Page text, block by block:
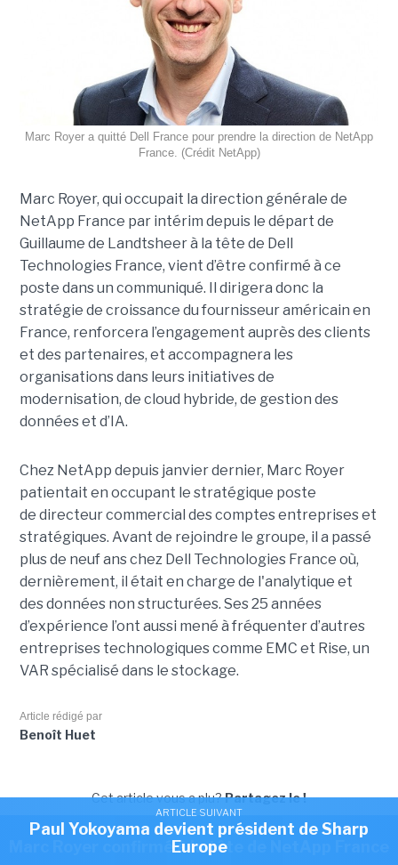
ARTICLE SUIVANT
Marc Royer confirmé à la tête de NetApp France
Marc Royer a quitté Dell France pour prendre la direction de NetApp
France. (Crédit NetApp)
Marc Royer, qui occupait la direction générale de
NetApp France par intérim depuis le départ de
Guillaume de Landtsheer à la tête de Dell
Technologies France, vient d’être confirmé à ce
poste dans un communiqué. Il dirigera donc la
stratégie de croissance du fournisseur américain en
France, renforcera l’engagement auprès des clients
et des partenaires, et accompagnera les
organisations dans leurs initiatives de
modernisation, de cloud hybride, de gestion des
données et d’IA.
Chez NetApp depuis janvier dernier, Marc Royer
patientait en occupant le stratégique poste
de directeur commercial des comptes entreprises et
stratégiques. Avant de rejoindre le groupe, il a passé
plus de neuf ans chez Dell Technologies France où,
dernièrement, il était en charge de l'analytique et
des données non structurées. Ses 25 années
d’expérience l’ont aussi mené à fréquenter d’autres
entreprises technologiques comme EMC et Rise, un
VAR spécialisé dans le stockage.
Article rédigé par
Benoît Huet
Cet article vous a plu?Partagez le !
ARTICLE SUIVANT
Paul Yokoyama devient président de Sharp
Europe